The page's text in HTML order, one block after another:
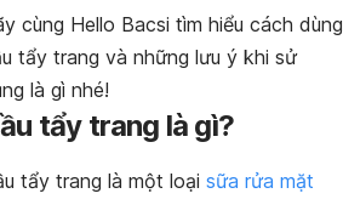
cùng Hello Bacsi tìm hiểu cách dùng
tẩy trang và những lưu ý khi sử
là gì nhé!
tẩy trang là gì?
tẩy trang là một loại sữa rửa mặt